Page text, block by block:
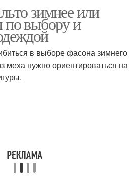
зимнее или
выбору и
в выборе фасона зимнего
меха нужно ориентироваться на